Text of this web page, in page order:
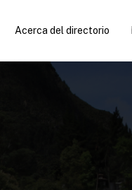
Acerca del directorio